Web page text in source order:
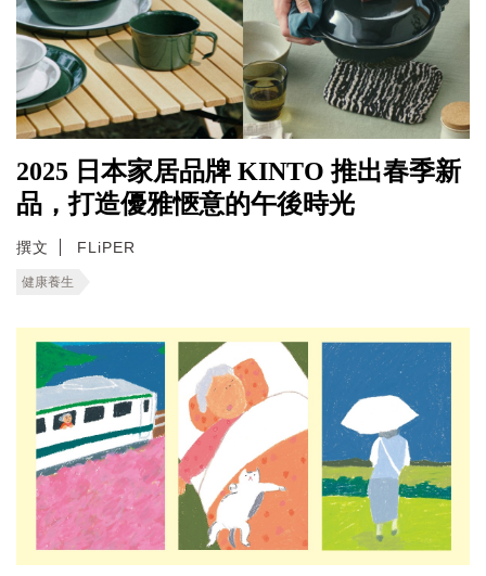
2025 日本家居品牌 KINTO 推出春季新
品，打造優雅愜意的午後時光
撰文 FLiPER
健康養生